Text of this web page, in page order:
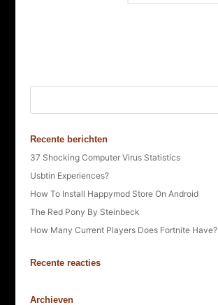
Recente berichten
37 Shocking Computer Virus Statistics
Usbtin Experiences?
How To Install Happymod Store On Android
The Red Pony By Steinbeck
How Many Current Players Does Fortnite Have?
Recente reacties
Archieven